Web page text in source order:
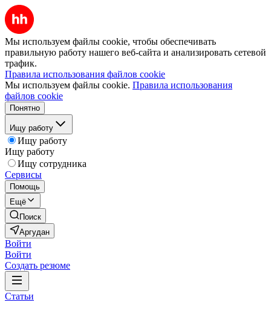
Мы используем файлы cookie, чтобы обеспечивать
правильную работу нашего веб-сайта и анализировать сетевой
трафик.
Правила использования файлов cookie
Мы используем файлы cookie. Правила использования
файлов cookie
Понятно
Ищу работу
Ищу работу
Ищу работу
Ищу сотрудника
Сервисы
Помощь
Ещё
Поиск
Аргудан
Войти
Войти
Создать резюме
Статьи